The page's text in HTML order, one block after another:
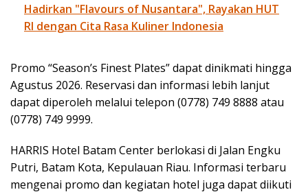
Hadirkan "Flavours of Nusantara", Rayakan HUT
RI dengan Cita Rasa Kuliner Indonesia
Promo “Season’s Finest Plates” dapat dinikmati hingga
Agustus 2026. Reservasi dan informasi lebih lanjut
dapat diperoleh melalui telepon (0778) 749 8888 atau
(0778) 749 9999.
HARRIS Hotel Batam Center berlokasi di Jalan Engku
Putri, Batam Kota, Kepulauan Riau. Informasi terbaru
mengenai promo dan kegiatan hotel juga dapat diikuti